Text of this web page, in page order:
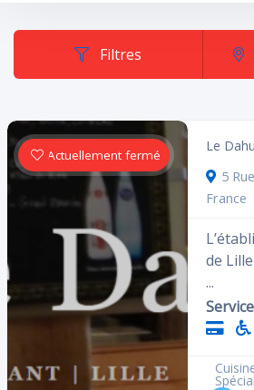
Dans quelle catégorie ?
Cliquez ici pour les
ouverts actuellement
Filtres
Actuellement fermé
Le Dahu
5
France
de
...